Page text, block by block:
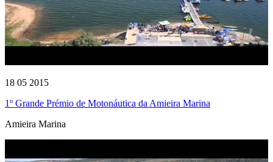
18 05 2015
1º Grande Prémio de Motonáutica da Amieira Marina
Amieira Marina